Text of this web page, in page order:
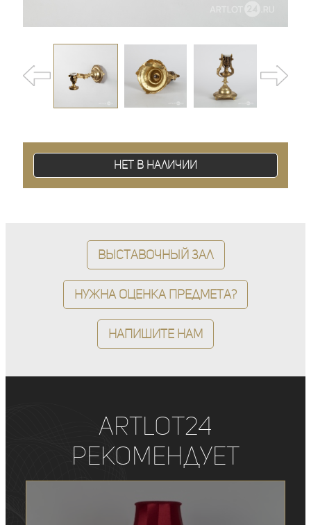
Нет в наличии
Выставочный зал
Нужна оценка предмета?
Напишите нам
ArtLot24
рекомендует